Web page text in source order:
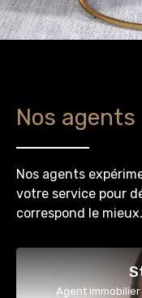
Nos
Nos agents
votre service pour
correspond le mieux.
Agent